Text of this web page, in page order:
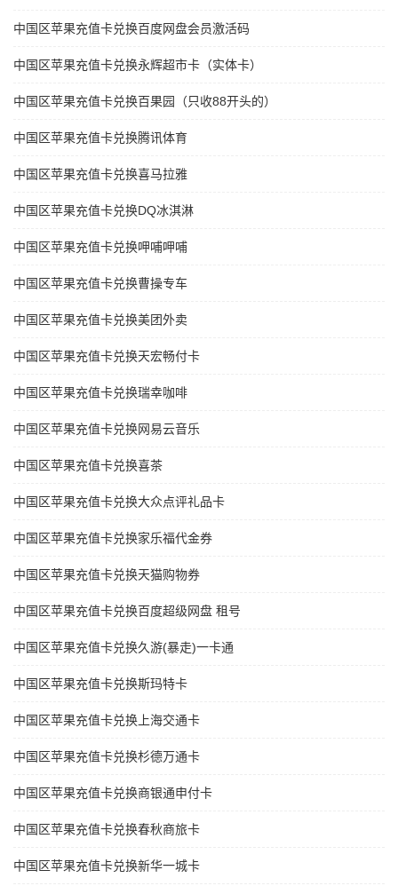
中国区苹果充值卡兑换百度网盘会员激活码
中国区苹果充值卡兑换永辉超市卡（实体卡）
中国区苹果充值卡兑换百果园（只收88开头的）
中国区苹果充值卡兑换腾讯体育
中国区苹果充值卡兑换喜马拉雅
中国区苹果充值卡兑换DQ冰淇淋
中国区苹果充值卡兑换呷哺呷哺
中国区苹果充值卡兑换曹操专车
中国区苹果充值卡兑换美团外卖
中国区苹果充值卡兑换天宏畅付卡
中国区苹果充值卡兑换瑞幸咖啡
中国区苹果充值卡兑换网易云音乐
中国区苹果充值卡兑换喜茶
中国区苹果充值卡兑换大众点评礼品卡
中国区苹果充值卡兑换家乐福代金券
中国区苹果充值卡兑换天猫购物券
中国区苹果充值卡兑换百度超级网盘 租号
中国区苹果充值卡兑换久游(暴走)一卡通
中国区苹果充值卡兑换斯玛特卡
中国区苹果充值卡兑换上海交通卡
中国区苹果充值卡兑换杉德万通卡
中国区苹果充值卡兑换商银通申付卡
中国区苹果充值卡兑换春秋商旅卡
中国区苹果充值卡兑换新华一城卡